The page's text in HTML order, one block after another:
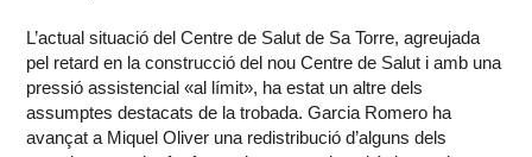
L’actual situació del Centre de Salut de Sa Torre, agreujada
pel retard en la construcció del nou Centre de Salut i amb una
pressió assistencial «al límit», ha estat un altre dels
assumptes destacats de la trobada. Garcia Romero ha
avançat a Miquel Oliver una redistribució d’alguns dels